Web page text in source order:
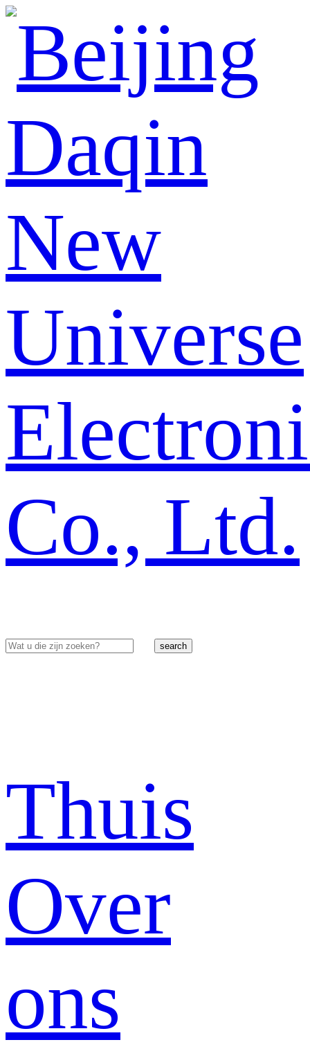
search
Thuis
Over
ons